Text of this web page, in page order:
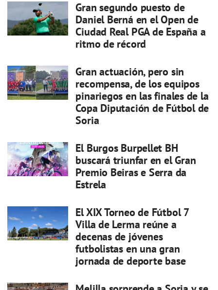
Gran segundo puesto de
Daniel Berná en el Open de
Ciudad Real PGA de España a
ritmo de récord
Gran actuación, pero sin
recompensa, de los equipos
pinariegos en las finales de la
Copa Diputación de Fútbol de
Soria
El Burgos Burpellet BH
buscará triunfar en el Gran
Premio Beiras e Serra da
Estrela
El XIX Torneo de Fútbol 7
Villa de Lerma reúne a
decenas de jóvenes
futbolistas en una gran
jornada de deporte base